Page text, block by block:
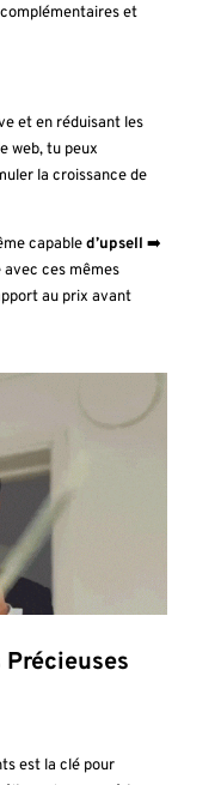
et
et en réduisant les
web, tu peux
la croissance de
capabled’upsell ➡️
ces mêmes
au prix avant
est la clé pour